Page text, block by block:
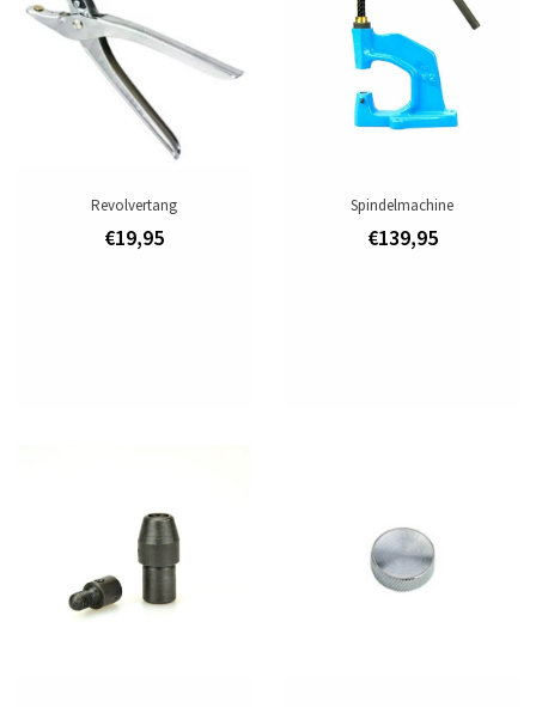
Revolvertang
€19,95
Spindelmachine
€139,95